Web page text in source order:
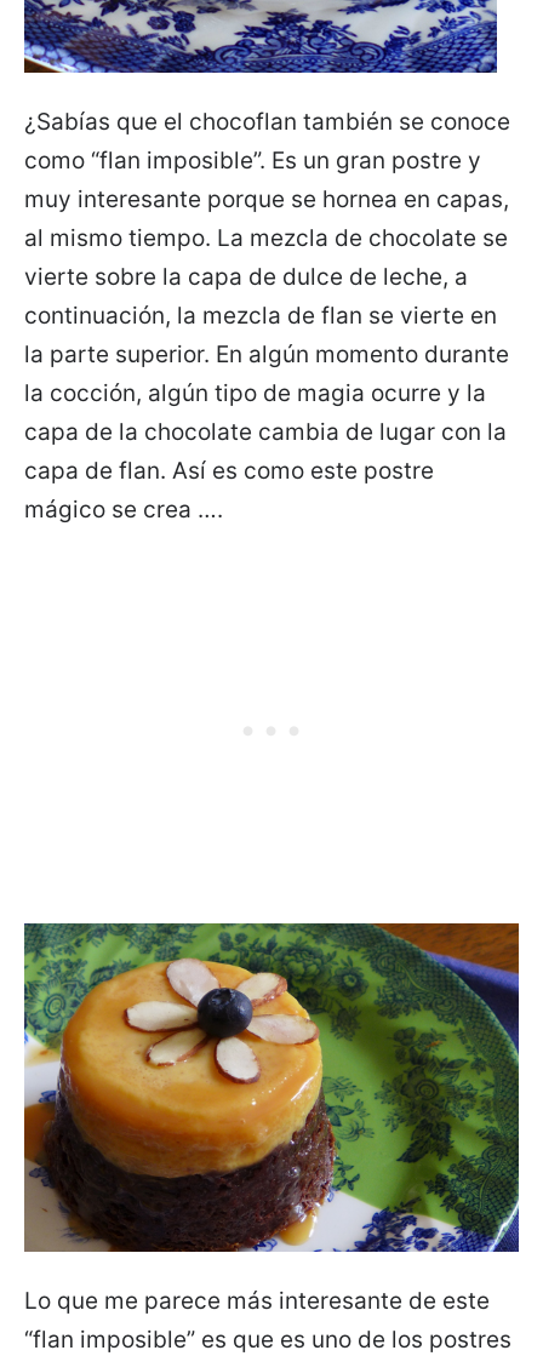
¿Sabías que el chocoflan también se conoce
como “flan imposible”. Es un gran postre y
muy interesante porque se hornea en capas,
al mismo tiempo. La mezcla de chocolate se
vierte sobre la capa de dulce de leche, a
continuación, la mezcla de flan se vierte en
la parte superior. En algún momento durante
la cocción, algún tipo de magia ocurre y la
capa de la chocolate cambia de lugar con la
capa de flan. Así es como este postre
mágico se crea ….
Lo que me parece más interesante de este
“flan imposible” es que es uno de los postres